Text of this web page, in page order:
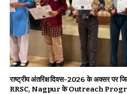
राष्ट्रीय अंतरिक्ष दिवस-2026 के अवसर पर
RRSC, Nagpur के Outreach